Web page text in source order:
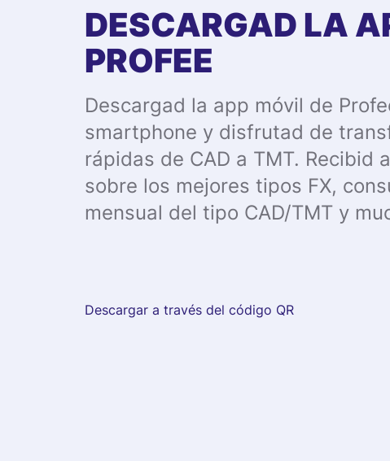
DESCARGAD LA
PROFEE
Descargad la app móvil de
smartphone y disfrutad de
rápidas de CAD a TMT. Recibid
sobre los mejores tipos FX,
mensual del tipo CAD/TMT y
Descargar a través del código QR